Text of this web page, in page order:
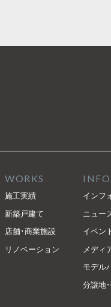
WORKS
施工実績
新築戸建て
店舗･商業施設
リノベーション
インフ
ニュー
イベン
メディ
モデル
分譲地